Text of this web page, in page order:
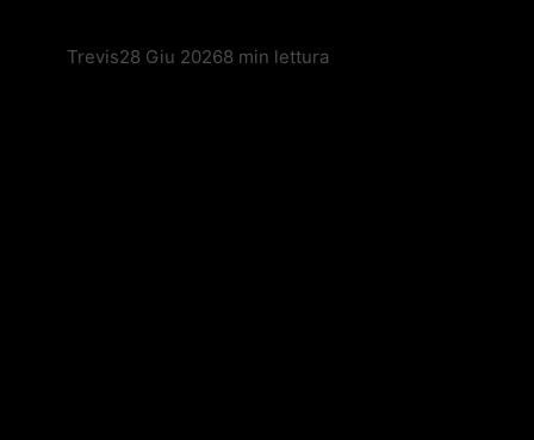
Trevis28 Giu 20268 min lettura